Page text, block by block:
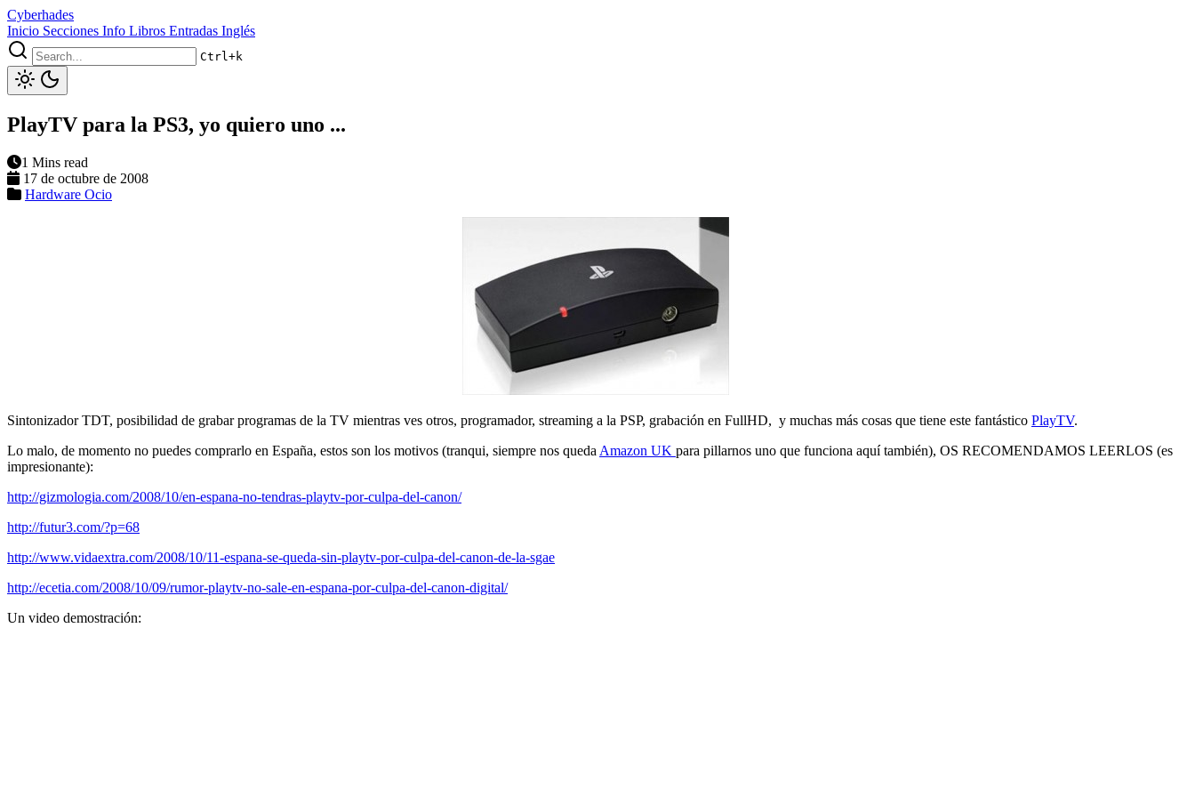
Cyberhades
Inicio Secciones Info Libros Entradas Inglés
Ctrl+k
PlayTV para la PS3, yo quiero uno ...
1 Mins read
17 de octubre de 2008
Hardware Ocio
Sintonizador TDT, posibilidad de grabar programas de la TV mientras ves otros, programador, streaming a la PSP, grabación en FullHD, y muchas más cosas que tiene este fantástico PlayTV.
Lo malo, de momento no puedes comprarlo en España, estos son los motivos (tranqui, siempre nos queda Amazon UK para pillarnos uno que funciona aquí también), OS RECOMENDAMOS LEERLOS (es
impresionante):
http://gizmologia.com/2008/10/en-espana-no-tendras-playtv-por-culpa-del-canon/
http://futur3.com/?p=68
http://www.vidaextra.com/2008/10/11-espana-se-queda-sin-playtv-por-culpa-del-canon-de-la-sgae
http://ecetia.com/2008/10/09/rumor-playtv-no-sale-en-espana-por-culpa-del-canon-digital/
Un video demostración: